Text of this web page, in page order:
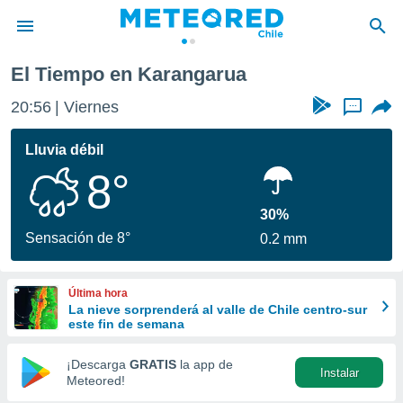
de
por
se
calidad.
a este
las
y
forma
digital
basada
El Tiempo en Karangarua
20:56 Viernes ...
Lluvia débil
8°
Sensación de 8°
30%
0.2 mm
Última hora
La nieve sorprenderá al valle de Chile centro-sur
este fin de semana
¡Descarga GRATIS la app de
Meteored!
Instalar